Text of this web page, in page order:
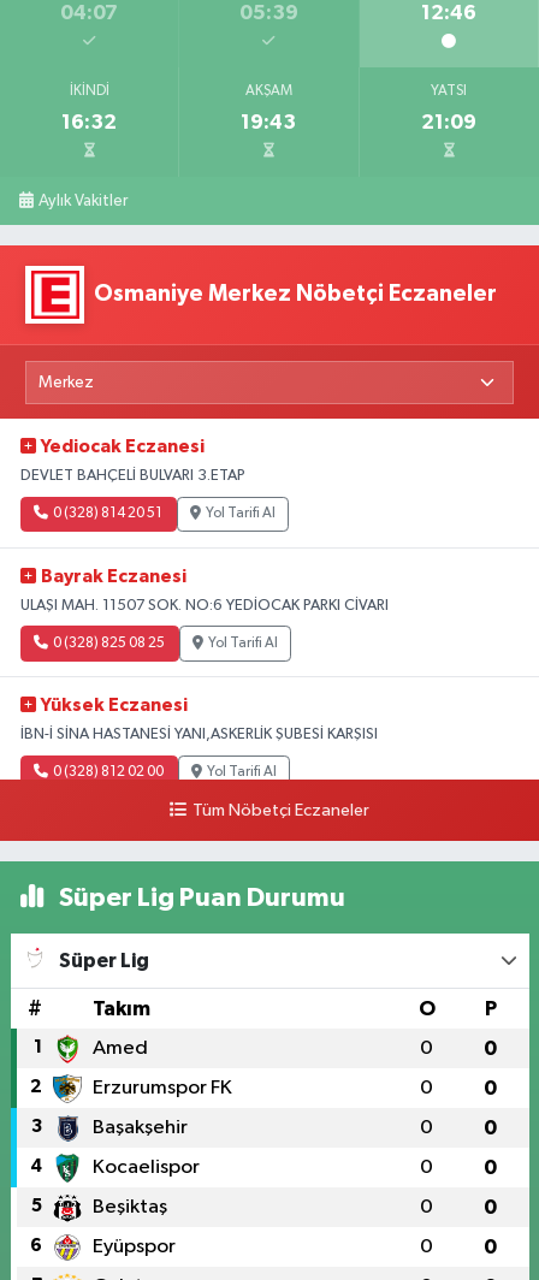
04:07 05:39 12:46
İKINDI
16:32
AKŞAM
19:43
YATSI
21:09
Aylık Vakitler
Osmaniye Merkez Nöbetçi Eczaneler
Yediocak Eczanesi
DEVLET BAHÇELİ BULVARI 3.ETAP
0 (328) 814 20 51 Yol Tarifi Al
Bayrak Eczanesi
ULAŞI MAH. 11507 SOK. NO:6 YEDİOCAK PARKI CİVARI
0 (328) 825 08 25 Yol Tarifi Al
Yüksek Eczanesi
İBN-İ SİNA HASTANESİ YANI,ASKERLİK ŞUBESİ KARŞISI
0 (328) 812 02 00 Yol Tarifi Al
Tüm Nöbetçi Eczaneler
Süper Lig Puan Durumu
Süper Lig
# Takım O P
1 Amed 0 0
2 Erzurumspor FK 0 0
3 Başakşehir 0 0
4 Kocaelispor 0 0
5 Beşiktaş 0 0
6 Eyüpspor 0 0